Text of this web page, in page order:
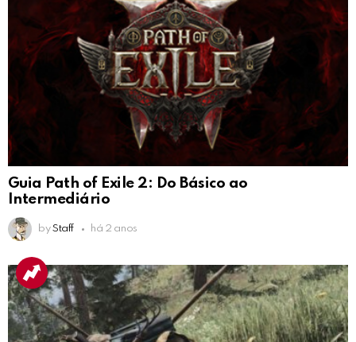
Guia Path of Exile 2: Do Básico ao
Intermediário
by Staff há 2 anos